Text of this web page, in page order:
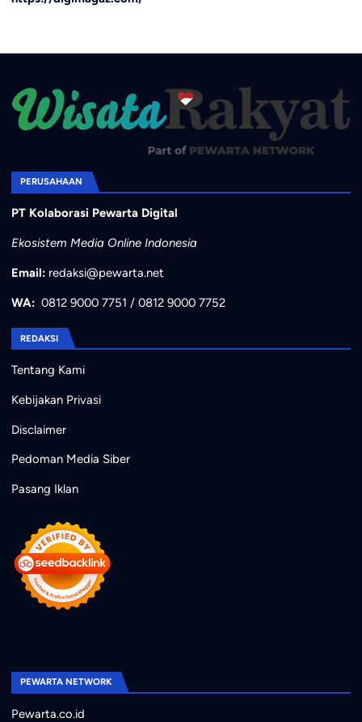
PERUSAHAAN
PT Kolaborasi Pewarta Digital
Ekosistem Media Online Indonesia
Email: redaksi@pewarta.net
WA: 0812 9000 7751 / 0812 9000 7752
REDAKSI
Tentang Kami
Kebijakan Privasi
Disclaimer
Pedoman Media Siber
Pasang Iklan
PEWARTA NETWORK
Pewarta.co.id